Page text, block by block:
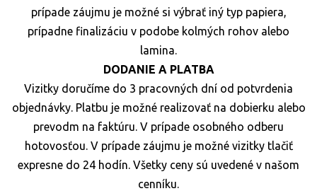
prípade záujmu je možné si výbrať iný typ papiera,
prípadne finalizáciu v podobe kolmých rohov alebo
lamina.
DODANIE A PLATBA
Vizitky doručíme do 3 pracovných dní od potvrdenia
objednávky. Platbu je možné realizovať na dobierku alebo
prevodm na faktúru. V prípade osobného odberu
hotovosťou. V prípade záujmu je možné vizitky tlačiť
expresne do 24 hodín. Všetky ceny sú uvedené v našom
cenníku.